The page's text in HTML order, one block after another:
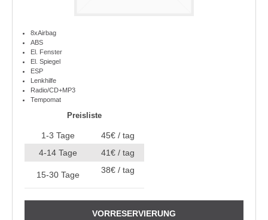
8xAirbag
ABS
El. Fenster
El. Spiegel
ESP
Lenkhilfe
Radio/CD+MP3
Tempomat
Preisliste
1-3 Tage
45€ / tag
4-14 Tage
41€ / tag
15-30 Tage 38€ / tag
VORRESERVIERUNG